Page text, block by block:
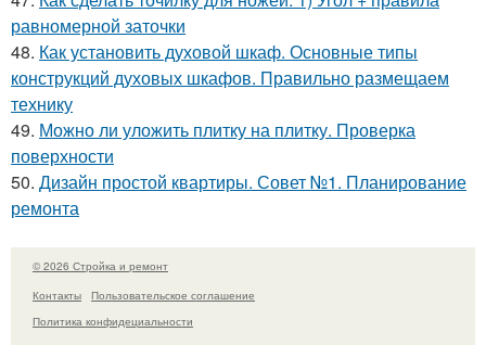
равномерной заточки
48. Как установить духовой шкаф. Основные типы
конструкций духовых шкафов. Правильно размещаем
технику
49. Можно ли уложить плитку на плитку. Проверка
поверхности
50. Дизайн простой квартиры. Совет №1. Планирование
ремонта
© 2026 Стройка и ремонт
Контакты
Пользовательское соглашение
Политика конфидециальности